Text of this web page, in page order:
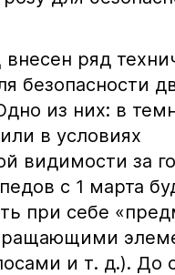
ряд
безопасности
из них: в
в условиях
видимости за
с 1 марта
при себе
и т. д.). До